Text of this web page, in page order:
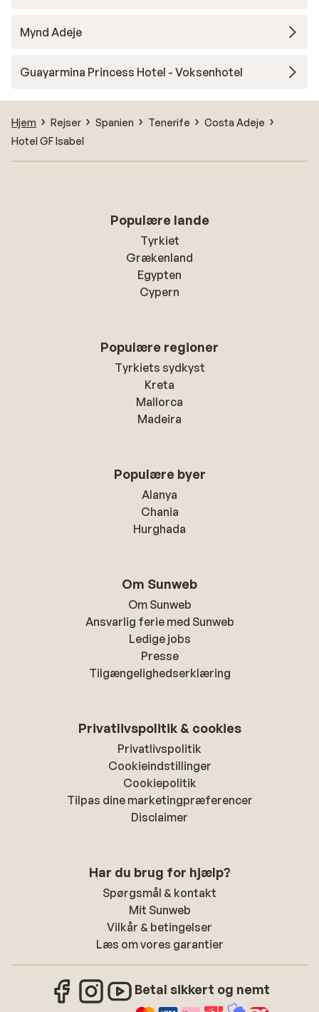
Mynd Adeje
Guayarmina Princess Hotel - Voksenhotel
Hjem Rejser Spanien Tenerife
Costa Adeje
Hotel GF Isabel
Populære lande
Tyrkiet
Grækenland
Egypten
Cypern
Populære regioner
Tyrkiets sydkyst
Kreta
Mallorca
Madeira
Populære byer
Alanya
Chania
Hurghada
Om Sunweb
Om Sunweb
Ansvarlig ferie med Sunweb
Ledige jobs
Presse
Tilgængelighedserklæring
Privatlivspolitik & cookies
Privatlivspolitik
Cookieindstillinger
Cookiepolitik
Tilpas dine marketingpræferencer
Disclaimer
Har du brug for hjælp?
Spørgsmål & kontakt
Mit Sunweb
Vilkår & betingelser
Læs om vores garantier
Betal sikkert og nemt